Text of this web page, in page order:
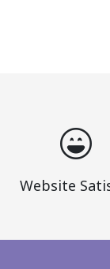
Website